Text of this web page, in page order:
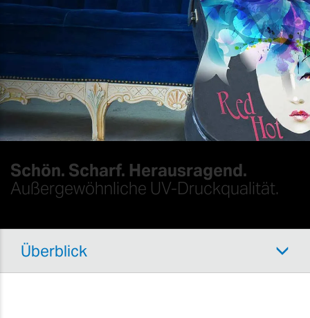
Schön. Scharf. Herausragend.
Außergewöhnliche UV-Druckqualität.
Überblick